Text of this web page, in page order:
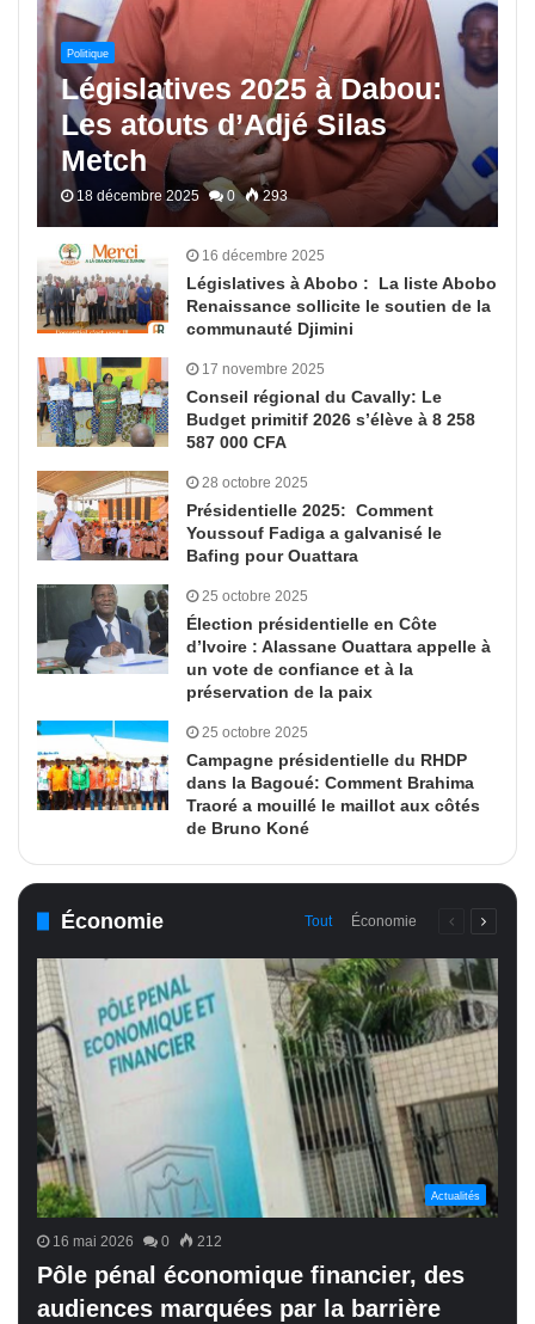
Politique
Législatives 2025 à Dabou:
Les atouts d’Adjé Silas
Metch
18 décembre 2025 0 293
16 décembre 2025
Législatives à Abobo : La liste Abobo
Renaissance sollicite le soutien de la
communauté Djimini
17 novembre 2025
Conseil régional du Cavally: Le
Budget primitif 2026 s’élève à 8 258
587 000 CFA
28 octobre 2025
Présidentielle 2025: Comment
Youssouf Fadiga a galvanisé le
Bafing pour Ouattara
25 octobre 2025
Élection présidentielle en Côte
d’Ivoire : Alassane Ouattara appelle à
un vote de confiance et à la
préservation de la paix
25 octobre 2025
Campagne présidentielle du RHDP
dans la Bagoué: Comment Brahima
Traoré a mouillé le maillot aux côtés
de Bruno Koné
Économie Tout Économie
PagePage
Actualités
16 mai 2026 0 212
Pôle pénal économique financier, des
audiences marquées par la barrière